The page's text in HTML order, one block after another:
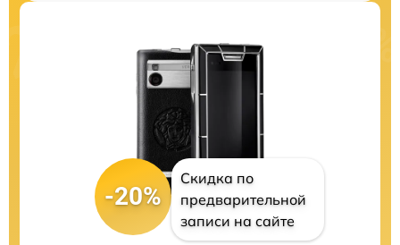
-20%
Скидка по
предварительной
записи на сайте